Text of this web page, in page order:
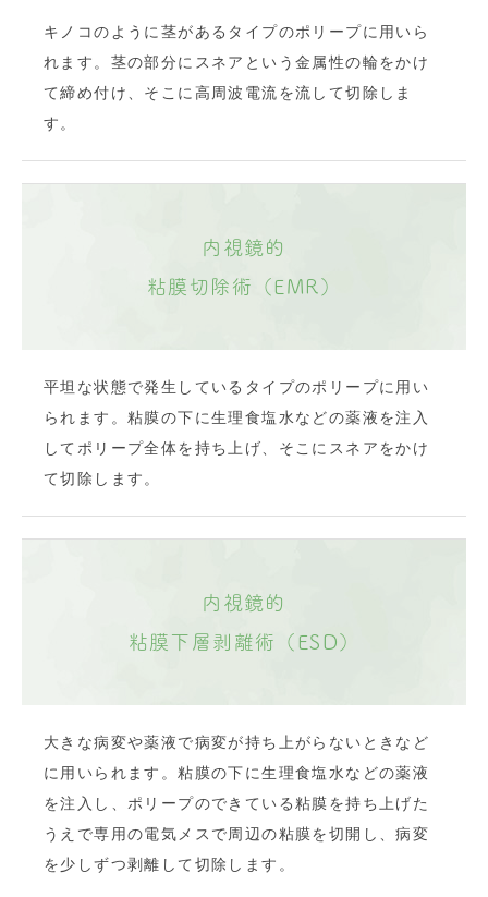
キノコのように茎があるタイプのポリープに用いら
れます。茎の部分にスネアという金属性の輪をかけ
て締め付け、そこに高周波電流を流して切除しま
す。
内視鏡的
粘膜切除術（EMR）
平坦な状態で発生しているタイプのポリープに用い
られます。粘膜の下に生理食塩水などの薬液を注入
してポリープ全体を持ち上げ、そこにスネアをかけ
て切除します。
内視鏡的
粘膜下層剥離術（ESD）
大きな病変や薬液で病変が持ち上がらないときなど
に用いられます。粘膜の下に生理食塩水などの薬液
を注入し、ポリープのできている粘膜を持ち上げた
うえで専用の電気メスで周辺の粘膜を切開し、病変
を少しずつ剥離して切除します。